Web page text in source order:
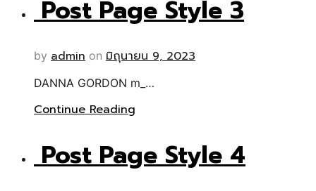
Post Page Style 3
by admin on มิถุนายน 9, 2023
DANNA GORDON m_…
Continue Reading
Post Page Style 4